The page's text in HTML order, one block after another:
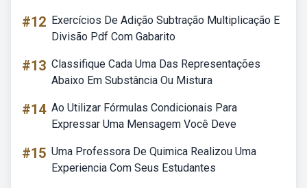
#12 Exercícios De Adição Subtração Multiplicação E
Divisão Pdf Com Gabarito
#13 Classifique Cada Uma Das Representações
Abaixo Em Substância Ou Mistura
#14 Ao Utilizar Fórmulas Condicionais Para
Expressar Uma Mensagem Você Deve
#15 Uma Professora De Quimica Realizou Uma
Experiencia Com Seus Estudantes